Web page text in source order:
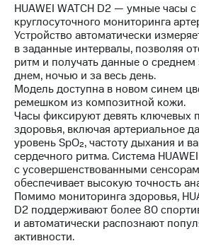
HUAWEI WATCH D2 — умные часы
круглосуточного мониторинга
Устройство автоматически
в заданные интервалы, позволяя
ритм и получать данные о среднем
днем, ночью и за весь день.
Модель доступна в новом синем
ремешком из композитной кожи.
Часы фиксируют девять ключевых
здоровья, включая артериальное
уровень SpO₂, частоту дыхания и
сердечного ритма. Система
с усовершенствованными
обеспечивает высокую точность
Помимо мониторинга здоровья,
D2 поддерживают более 80
и автоматически распознают
активности.